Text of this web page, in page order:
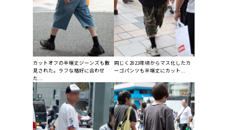
カットオフの半端丈ジーンズも散
見された。ラフな格好に合わせ
た...
同じく2023年頃からマス化したカ
ーゴパンツも半端丈にカット...